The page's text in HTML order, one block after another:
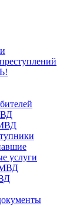
услуги